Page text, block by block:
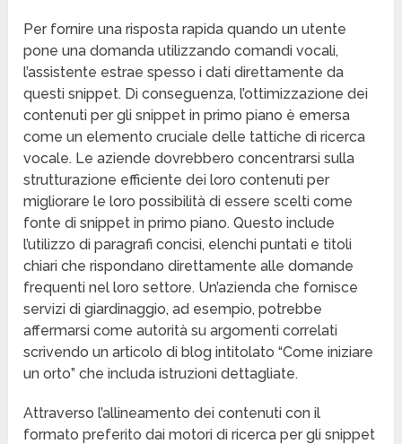
Per fornire una risposta rapida quando un utente
pone una domanda utilizzando comandi vocali,
l’assistente estrae spesso i dati direttamente da
questi snippet. Di conseguenza, l’ottimizzazione dei
contenuti per gli snippet in primo piano è emersa
come un elemento cruciale delle tattiche di ricerca
vocale. Le aziende dovrebbero concentrarsi sulla
strutturazione efficiente dei loro contenuti per
migliorare le loro possibilità di essere scelti come
fonte di snippet in primo piano. Questo include
l’utilizzo di paragrafi concisi, elenchi puntati e titoli
chiari che rispondano direttamente alle domande
frequenti nel loro settore. Un’azienda che fornisce
servizi di giardinaggio, ad esempio, potrebbe
affermarsi come autorità su argomenti correlati
scrivendo un articolo di blog intitolato “Come iniziare
un orto” che includa istruzioni dettagliate.
Attraverso l’allineamento dei contenuti con il
formato preferito dai motori di ricerca per gli snippet